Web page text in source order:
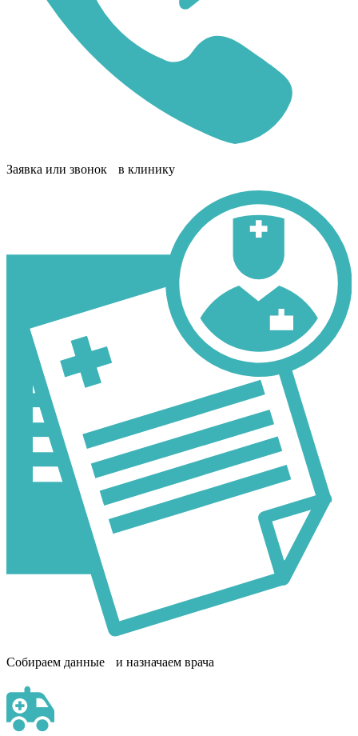
Заявка или звонок в клинику
Собираем данные и назначаем врача